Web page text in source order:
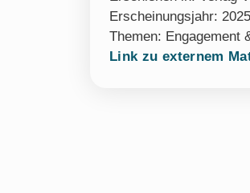
Erscheinungsjahr: 2025
Themen: Engagement
Link zu externem